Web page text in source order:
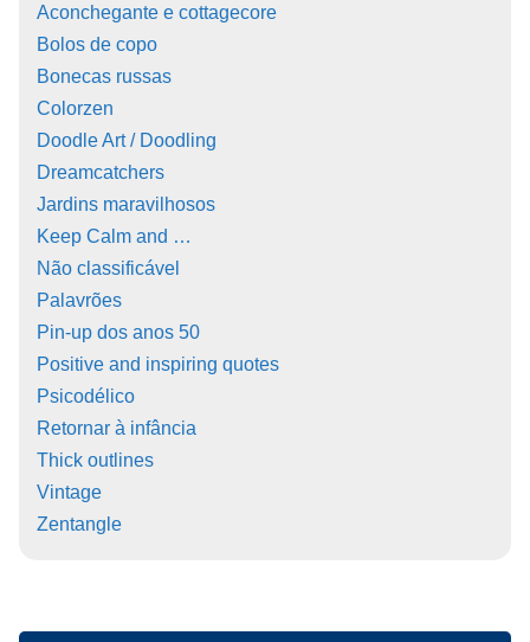
Aconchegante e cottagecore
Bolos de copo
Bonecas russas
Colorzen
Doodle Art / Doodling
Dreamcatchers
Jardins maravilhosos
Keep Calm and …
Não classificável
Palavrões
Pin-up dos anos 50
Positive and inspiring quotes
Psicodélico
Retornar à infância
Thick outlines
Vintage
Zentangle